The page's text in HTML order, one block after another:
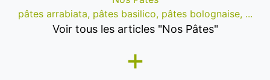
pâtes arrabiata, pâtes basilico, pâtes bolognaise, ...
Voir tous les articles "Nos Pâtes"
+